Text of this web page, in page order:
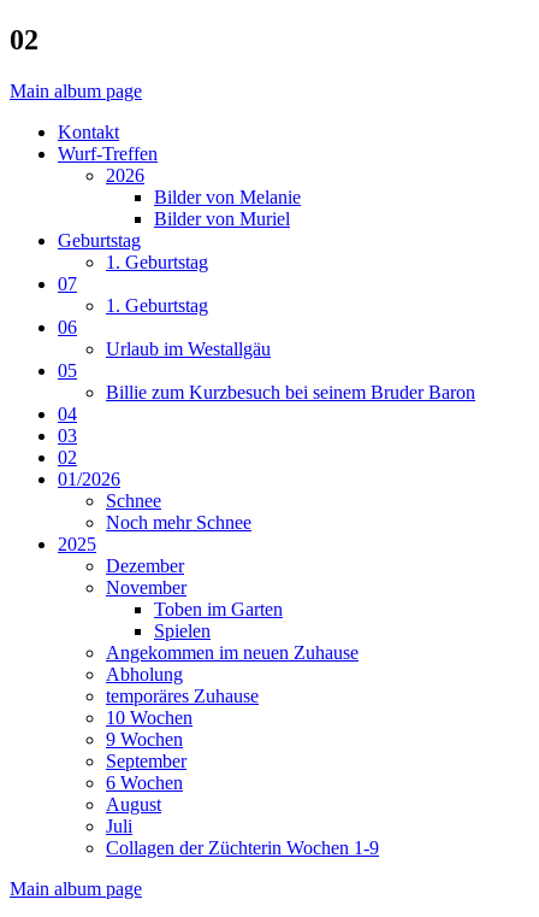
02
Main album page
Kontakt
Wurf-Treffen
2026
Bilder von Melanie
Bilder von Muriel
Geburtstag
1. Geburtstag
07
1. Geburtstag
06
Urlaub im Westallgäu
05
Billie zum Kurzbesuch bei seinem Bruder Baron
04
03
02
01/2026
Schnee
Noch mehr Schnee
2025
Dezember
November
Toben im Garten
Spielen
Angekommen im neuen Zuhause
Abholung
temporäres Zuhause
10 Wochen
9 Wochen
September
6 Wochen
August
Juli
Collagen der Züchterin Wochen 1-9
Main album page